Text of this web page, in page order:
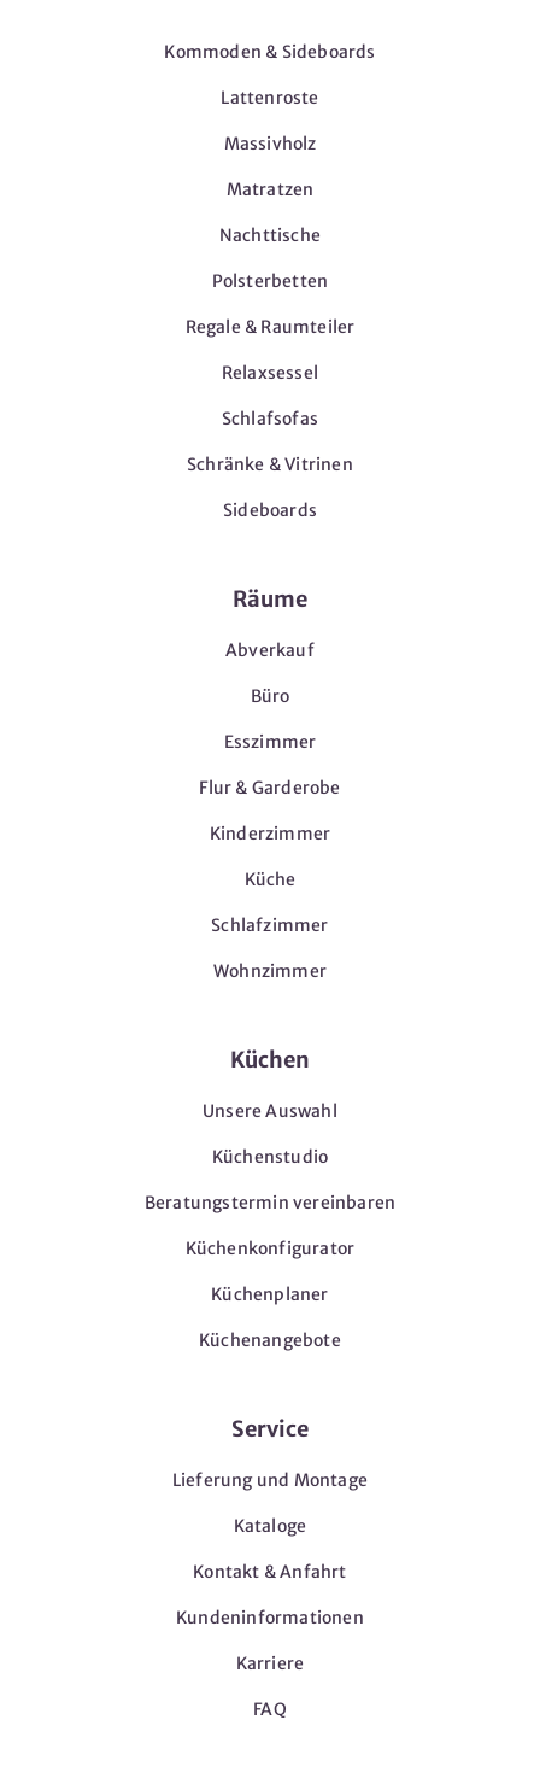
Kommoden & Sideboards
Lattenroste
Massivholz
Matratzen
Nachttische
Polsterbetten
Regale & Raumteiler
Relaxsessel
Schlafsofas
Schränke & Vitrinen
Sideboards
Räume
Abverkauf
Büro
Esszimmer
Flur & Garderobe
Kinderzimmer
Küche
Schlafzimmer
Wohnzimmer
Küchen
Unsere Auswahl
Küchenstudio
Beratungstermin vereinbaren
Küchenkonfigurator
Küchenplaner
Küchenangebote
Service
Lieferung und Montage
Kataloge
Kontakt & Anfahrt
Kundeninformationen
Karriere
FAQ